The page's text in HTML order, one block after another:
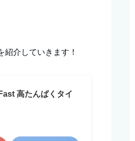
介していきます！
高たんぱくタイ